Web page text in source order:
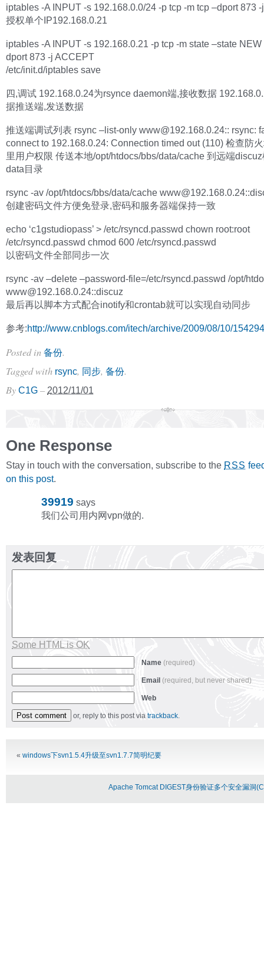
iptables -A INPUT -s 192.168.0.0/24 -p tcp -m tcp –dport 873
授权单个IP192.168.0.21
iptables -A INPUT -s 192.168.0.21 -p tcp -m state –state NEW
dport 873 -j ACCEPT
/etc/init.d/iptables save
四,调试 192.168.0.24为rsynce daemon端,接收数据
据推送端,发送数据
推送端调试列表 rsync –list-only www@192.168.0.24:: rsync:
connect to 192.168.0.24: Connection timed out (110) 检查防
里用户权限 传送本地/opt/htdocs/bbs/data/cache 到远端
data目录
rsync -av /opt/htdocs/bbs/data/cache www@192.168.0.24
创建密码文件方便免登录,密码和服务器端保持一致
echo ‘c1gstudiopass’ > /etc/rsyncd.passwd chown root:root
/etc/rsyncd.passwd chmod 600 /etc/rsyncd.passwd
以密码文件全部同步一次
rsync -av –delete –password-file=/etc/rsyncd.passwd /opt/
www@192.168.0.24::discuz
最后再以脚本方式配合inotify和crontab就可以实现自动同步
参考:http://www.cnblogs.com/itech/archive/2009/08/10/
Posted in 备份.
Tagged with rsync, 同步, 备份.
By C1G – 2012/11/01
One Response
Stay in touch with the conversation, subscribe to the RSS
on this post.
39919 says
我们公司用内网vpn做的.
发表回复
Some HTML is OK
Name (required)
Email (required, but never shared)
Web
or, reply to this post via trackback.
« windows下svn1.5.4升级至svn1.7.7简明纪要
Apache Tomcat DIGEST身份验证多个安全漏洞